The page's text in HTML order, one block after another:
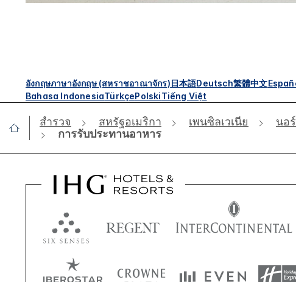
อังกฤษภาษาอังกฤษ (สหราชอาณาจักร)日本語Deutsch繁體中文
Bahasa IndonesiaTürkçePolskiTiếng Việt
สำรวจ สหรัฐอเมริกา เพนซิลเวเนีย นอ
การรับประทานอาหาร